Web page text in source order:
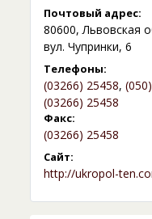
Почтовый адрес:
80600, Львовская
вул. Чупринки, 6
Телефоны:
(03266) 25458,
(03266) 25458
Факс:
(03266) 25458
Сайт:
http://ukropol-